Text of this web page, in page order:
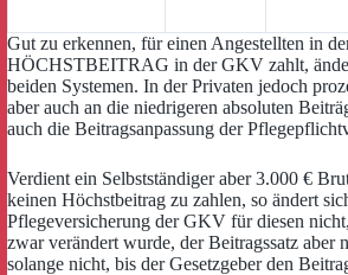
Gut zu erkennen, für einen Angestellten in
HÖCHSTBEITRAG in der GKV zahlt,
beiden Systemen. In der Privaten jedoch
aber auch an die niedrigeren absoluten
auch die Beitragsanpassung der
Verdient ein Selbstständiger aber 3.000 €
keinen Höchstbeitrag zu zahlen, so ändert
Pflegeversicherung der GKV für diesen
zwar verändert wurde, der Beitragssatz aber
solange nicht, bis der Gesetzgeber den